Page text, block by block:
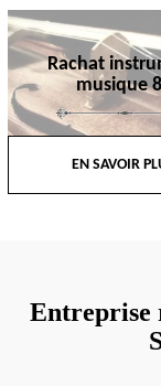
Rachat
musique
EN SAVOIR
Entreprise